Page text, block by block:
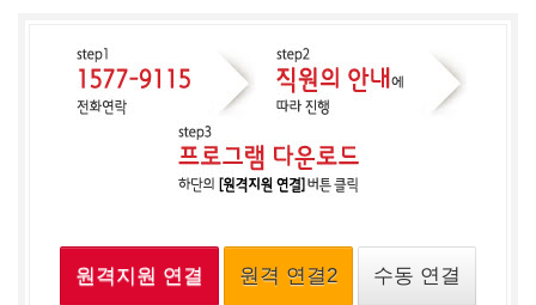
원격지원 연결 원격 연결2 수동 연결